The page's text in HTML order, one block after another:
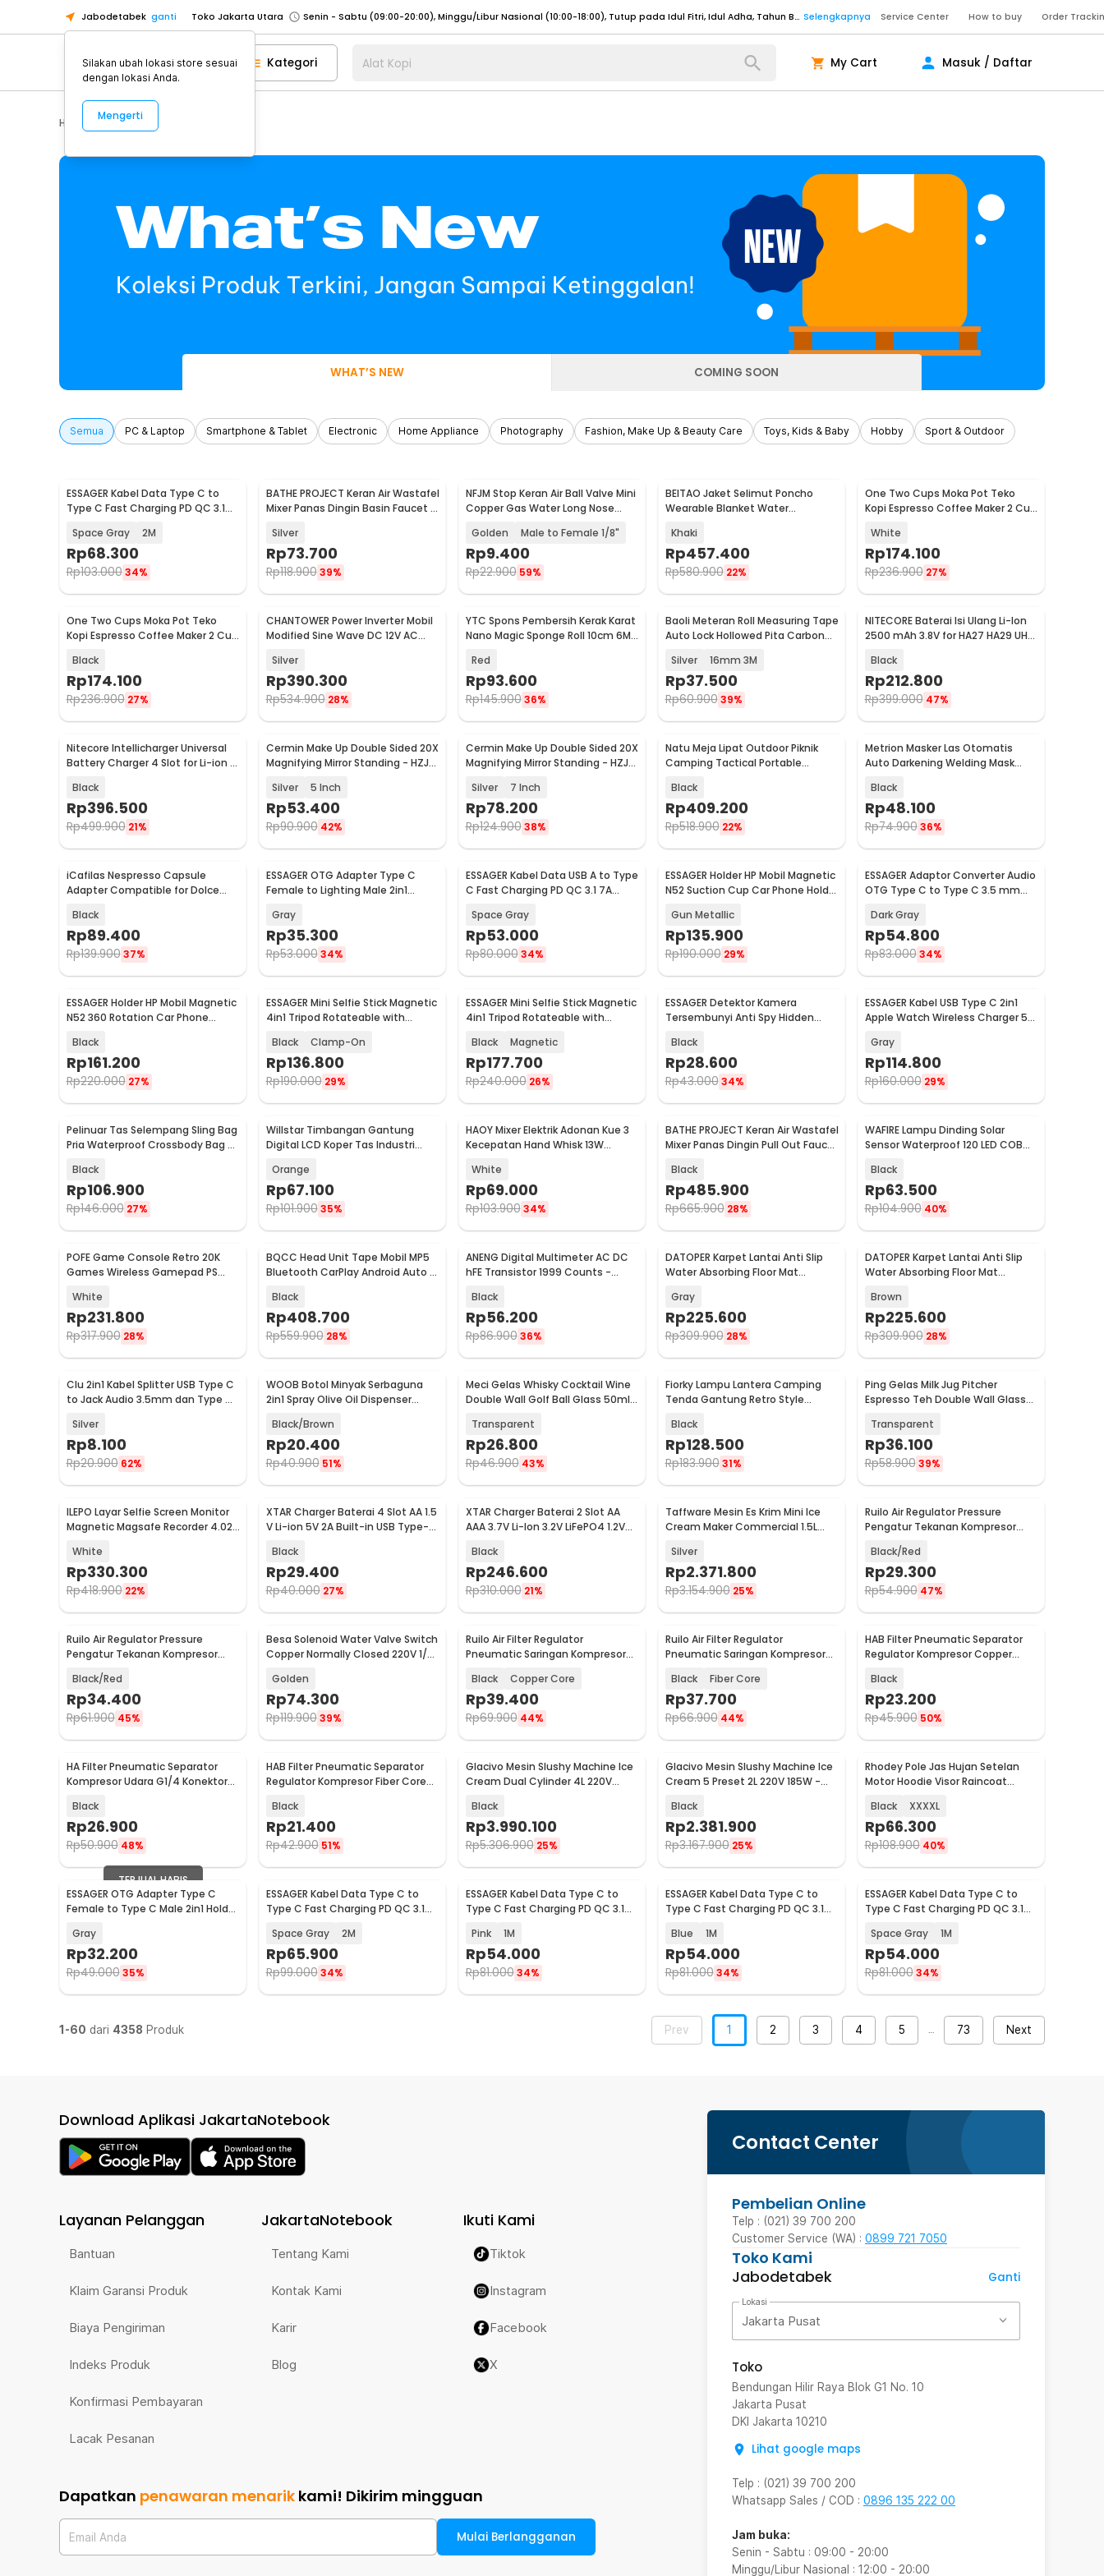
Jabodetabek ganti Toko Jakarta Utara Senin - Sabtu (09:00-20:00), Minggu/Libur Nasional (10:00-18:00), Tutup pada Idul Fitri, Idul Adha, Tahun Baru Selengkapnya
Toko Tangerang
Toko Cikupa
Senin - Jumat (10:00-20:00), Sabtu - Minggu dan Libur Nasional (10:00-18:00), Tutup pada Idul Fitri, Idul Adha, Tahun Baru
Selengkapnya
Pick n Go Jakarta Barat
Senin - Jumat (07:00 - 20:00), Sabtu - Minggu (08:00 - 20:00), Tutup pada Idul Fitri Selengkapnya
Toko Jakarta Utara
Selengkapnya
Toko Tangerang
Senin - Sabtu (09:00-20:00), Minggu/Libur Nasional (10:00-18:00), Tutup pada Idul Fitri, Idul Adha, Tahun Baru Selengkapnya
Senin - Jumat (10:00-20:00), Sabtu - Minggu dan Libur Nasional (10:00-18:00), Tutup pada Idul Fitri, Idul Adha, Tahun Baru Selengkapnya
Pick n Go Jakarta Barat
Senin - Jumat (07:00 - 20:00), Sabtu - Minggu (08:00 - 20:00), Tutup pada Idul Fitri
Selengkapnya
Service Center How to buy Order
Kategori Alat Kopi My Cart Masuk / Daftar
Home What’s New
WHAT’S NEW COMING SOON
Semua PC & Laptop Smartphone & Tablet Electronic Home Appliance Photography Fashion, Make Up & Beauty Care Toys, Kids & Baby Hobby Sport & Outdoor
Baru
ESSAGER Kabel Data Type C to
Type C Fast Charging PD QC 3.1
Space Gray 2M
Rp68.300
Rp103.000 34%
Baru
BATHE PROJECT Keran Air Wastafel
Mixer Panas Dingin Basin Faucet -
Silver
Rp73.700
Rp118.900 39%
Baru
NFJM Stop Keran Air Ball Valve Mini
Copper Gas Water Long Nose
Golden Male to Female 1/8"
Rp9.400
Rp22.900 59%
Baru
BEITAO Jaket Selimut Poncho
Wearable Blanket Water
Khaki
Rp457.400
Rp580.900 22%
Baru
One Two Cups Moka Pot Teko
Kopi Espresso Coffee Maker 2 Cup
White
Rp174.100
Rp236.900 27%
Baru
One Two Cups Moka Pot Teko
Kopi Espresso Coffee Maker 2 Cup
Black
Rp174.100
Rp236.900 27%
Baru
CHANTOWER Power Inverter Mobil
Modified Sine Wave DC 12V AC
Silver
Rp390.300
Rp534.900 28%
Baru
YTC Spons Pembersih Kerak Karat
Nano Magic Sponge Roll 10cm 6M -
Red
Rp93.600
Rp145.900 36%
Baru
Baoli Meteran Roll Measuring Tape
Auto Lock Hollowed Pita Carbon
Silver 16mm 3M
Rp37.500
Rp60.900 39%
Baru
NITECORE Baterai Isi Ulang Li-Ion
2500 mAh 3.8V for HA27 HA29 UHE
Black
Rp212.800
Rp399.000 47%
Baru
Nitecore Intellicharger Universal
Battery Charger 4 Slot for Li-ion -
Black
Rp396.500
Rp499.900 21%
Baru
Cermin Make Up Double Sided 20X
Magnifying Mirror Standing - HZJ-
Silver 5 Inch
Rp53.400
Rp90.900 42%
Baru
Cermin Make Up Double Sided 20X
Magnifying Mirror Standing - HZJ-
Silver 7 Inch
Rp78.200
Rp124.900 38%
Baru
Natu Meja Lipat Outdoor Piknik
Camping Tactical Portable
Black
Rp409.200
Rp518.900 22%
Baru
Metrion Masker Las Otomatis
Auto Darkening Welding Mask
Black
Rp48.100
Rp74.900 36%
Baru
iCafilas Nespresso Capsule
Adapter Compatible for Dolce
Black
Rp89.400
Rp139.900 37%
Baru
ESSAGER OTG Adapter Type C
Female to Lighting Male 2in1
Gray
Rp35.300
Rp53.000 34%
Baru
ESSAGER Kabel Data USB A to Type
C Fast Charging PD QC 3.1 7A
Space Gray
Rp53.000
Rp80.000 34%
Baru
ESSAGER Holder HP Mobil Magnetic
N52 Suction Cup Car Phone Holder
Gun Metallic
Rp135.900
Rp190.000 29%
Baru
ESSAGER Adaptor Converter Audio
OTG Type C to Type C 3.5 mm
Dark Gray
Rp54.800
Rp83.000 34%
Baru
ESSAGER Holder HP Mobil Magnetic
N52 360 Rotation Car Phone
Black
Rp161.200
Rp220.000 27%
Baru
ESSAGER Mini Selfie Stick Magnetic
4in1 Tripod Rotateable with
Black Clamp-On
Rp136.800
Rp190.000 29%
Baru
ESSAGER Mini Selfie Stick Magnetic
4in1 Tripod Rotateable with
Black Magnetic
Rp177.700
Rp240.000 26%
Baru
ESSAGER Detektor Kamera
Tersembunyi Anti Spy Hidden
Black
Rp28.600
Rp43.000 34%
Baru
ESSAGER Kabel USB Type C 2in1
Apple Watch Wireless Charger 5A
Gray
Rp114.800
Rp160.000 29%
Baru
Pelinuar Tas Selempang Sling Bag
Pria Waterproof Crossbody Bag -
Black
Rp106.900
Rp146.000 27%
Baru
Willstar Timbangan Gantung
Digital LCD Koper Tas Industri
Orange
Rp67.100
Rp101.900 35%
Baru
HAOY Mixer Elektrik Adonan Kue 3
Kecepatan Hand Whisk 13W
White
Rp69.000
Rp103.900 34%
Baru
BATHE PROJECT Keran Air Wastafel
Mixer Panas Dingin Pull Out Faucet
Black
Rp485.900
Rp665.900 28%
Baru
WAFIRE Lampu Dinding Solar
Sensor Waterproof 120 LED COB
Black
Rp63.500
Rp104.900 40%
Baru
POFE Game Console Retro 20K
Games Wireless Gamepad PS
White
Rp231.800
Rp317.900 28%
Baru
BQCC Head Unit Tape Mobil MP5
Bluetooth CarPlay Android Auto 7
Black
Rp408.700
Rp559.900 28%
Baru
ANENG Digital Multimeter AC DC
hFE Transistor 1999 Counts -
Black
Rp56.200
Rp86.900 36%
Baru
DATOPER Karpet Lantai Anti Slip
Water Absorbing Floor Mat
Gray
Rp225.600
Rp309.900 28%
Baru
DATOPER Karpet Lantai Anti Slip
Water Absorbing Floor Mat
Brown
Rp225.600
Rp309.900 28%
Baru
Clu 2in1 Kabel Splitter USB Type C
to Jack Audio 3.5mm dan Type C
Silver
Rp8.100
Rp20.900 62%
Baru
WOOB Botol Minyak Serbaguna
2in1 Spray Olive Oil Dispenser
Black/Brown
Rp20.400
Rp40.900 51%
Baru
Meci Gelas Whisky Cocktail Wine
Double Wall Golf Ball Glass 50ml -
Transparent
Rp26.800
Rp46.900 43%
Baru
Fiorky Lampu Lantera Camping
Tenda Gantung Retro Style
Black
Rp128.500
Rp183.900 31%
Baru
Ping Gelas Milk Jug Pitcher
Espresso Teh Double Wall Glass
Transparent
Rp36.100
Rp58.900 39%
Baru
ILEPO Layar Selfie Screen Monitor
Magnetic Magsafe Recorder 4.02
White
Rp330.300
Rp418.900 22%
Baru
XTAR Charger Baterai 4 Slot AA 1.5
V Li-ion 5V 2A Built-in USB Type-C
Black
Rp29.400
Rp40.000 27%
Baru
XTAR Charger Baterai 2 Slot AA
AAA 3.7V Li-Ion 3.2V LiFePO4 1.2V
Black
Rp246.600
Rp310.000 21%
Baru
Taffware Mesin Es Krim Mini Ice
Cream Maker Commercial 1.5L
Silver
Rp2.371.800
Rp3.154.900 25%
Baru
Ruilo Air Regulator Pressure
Pengatur Tekanan Kompresor
Black/Red
Rp29.300
Rp54.900 47%
Baru
Ruilo Air Regulator Pressure
Pengatur Tekanan Kompresor
Black/Red
Rp34.400
Rp61.900 45%
Baru
Besa Solenoid Water Valve Switch
Copper Normally Closed 220V 1/2
Golden
Rp74.300
Rp119.900 39%
Baru
Ruilo Air Filter Regulator
Pneumatic Saringan Kompresor
Black Copper Core
Rp39.400
Rp69.900 44%
Baru
Ruilo Air Filter Regulator
Pneumatic Saringan Kompresor
Black Fiber Core
Rp37.700
Rp66.900 44%
Baru
HAB Filter Pneumatic Separator
Regulator Kompresor Copper
Black
Rp23.200
Rp45.900 50%
Baru
HA Filter Pneumatic Separator
Kompresor Udara G1/4 Konektor
Black
Rp26.900
Rp50.900 48%
Baru
HAB Filter Pneumatic Separator
Regulator Kompresor Fiber Core
Black
Rp21.400
Rp42.900 51%
Baru
Glacivo Mesin Slushy Machine Ice
Cream Dual Cylinder 4L 220V
Black
Rp3.990.100
Rp5.306.900 25%
Baru
Glacivo Mesin Slushy Machine Ice
Cream 5 Preset 2L 220V 185W -
Black
Rp2.381.900
Rp3.167.900 25%
Baru
Rhodey Pole Jas Hujan Setelan
Motor Hoodie Visor Raincoat
Black XXXXL
Rp66.300
Rp108.900 40%
TERJUAL HABIS
Baru
ESSAGER OTG Adapter Type C
Female to Type C Male 2in1 Holder
Gray
Rp32.200
Rp49.000 35%
Baru
ESSAGER Kabel Data Type C to
Type C Fast Charging PD QC 3.1
Space Gray 2M
Rp65.900
Rp99.000 34%
Baru
ESSAGER Kabel Data Type C to
Type C Fast Charging PD QC 3.1
Pink 1M
Rp54.000
Rp81.000 34%
Baru
ESSAGER Kabel Data Type C to
Type C Fast Charging PD QC 3.1
Blue 1M
Rp54.000
Rp81.000 34%
Baru
ESSAGER Kabel Data Type C to
Type C Fast Charging PD QC 3.1
Space Gray 1M
Rp54.000
Rp81.000 34%
1-60 dari 4358 Produk Prev 1 2 3 4 5 73 Next
Contact Center
Pembelian Online
Telp : (021) 39 700 200
Customer Service (WA) : 0899 721 7050
Toko Kami
Jabodetabek
Ganti
Lokasi
Jakarta Pusat
Toko
Bendungan Hilir Raya Blok G1 No. 10
Jakarta Pusat
DKI Jakarta 10210
Lihat google maps
Telp : (021) 39 700 200
Whatsapp Sales / COD : 0896 135 222 00
Jam buka:
Senin - Sabtu : 09:00 - 20:00
Minggu/Libur Nasional : 12:00 - 20:00
Download Aplikasi JakartaNotebook
Layanan Pelanggan
Bantuan
Klaim Garansi Produk
Biaya Pengiriman
Indeks Produk
Konfirmasi Pembayaran
Lacak Pesanan
JakartaNotebook
Tentang Kami
Kontak Kami
Karir
Blog
Ikuti Kami
Tiktok
Instagram
Facebook
X
Dapatkan penawaran menarik kami! Dikirim mingguan
Email Anda Mulai Berlangganan
Silakan ubah lokasi store sesuai
dengan lokasi Anda.
Mengerti